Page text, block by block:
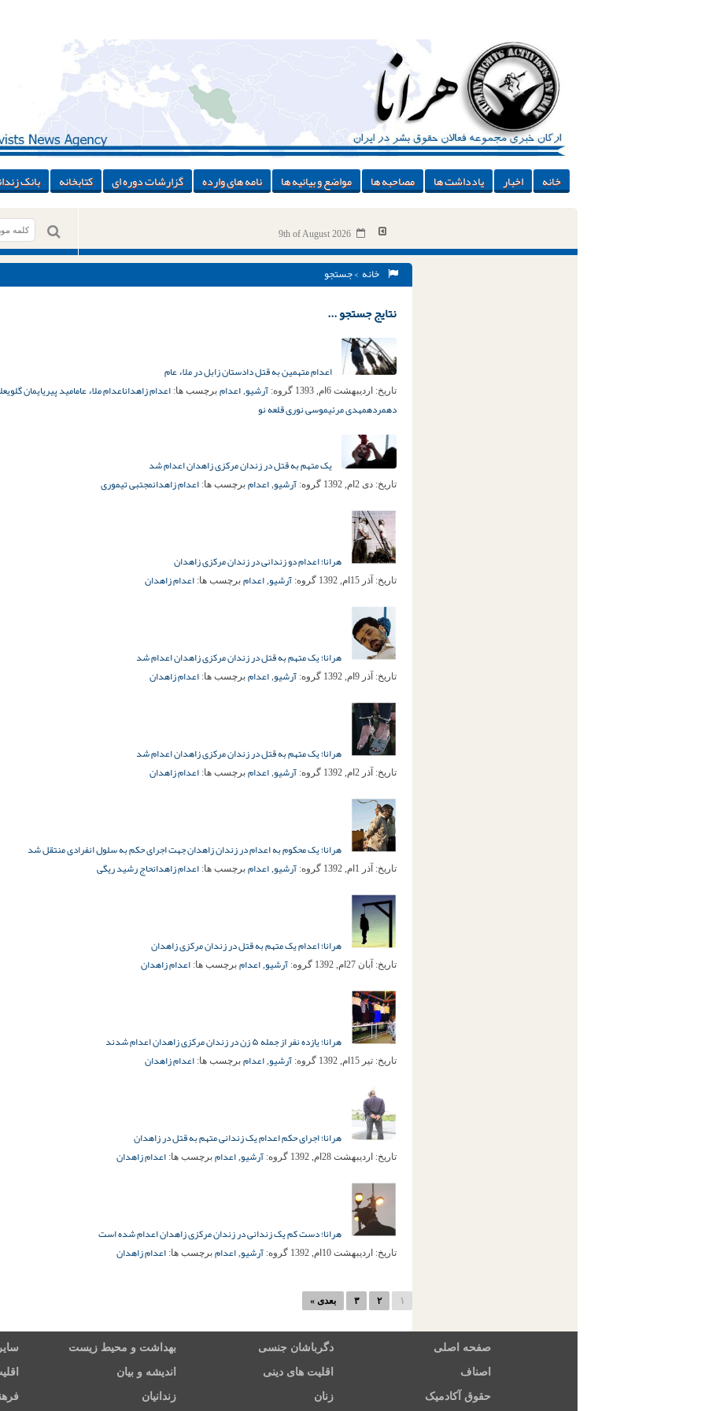
خانه اخبار یادداشت ها مصاحبه ها مواضع و بیانیه ها نامه های وارده گزارشات دوره ای کتابخانه بانک
9th of August 2026
خانه > جستجو
نتایج جستجو ...
اعدام متهمین به قتل دادستان زابل در ملاء عام
تاریخ: اردیبهشت 6ام, 1393 گروه: آرشیو, اعدام برچسب ها: اعدام زاهداناعدام ملاء عامامید پیریایمان گلوی
دهمردهمهدی مرئیموسی نوری قلعه نو
یک متهم به قتل در زندان مرکزی زاهدان اعدام شد
تاریخ: دی 2ام, 1392 گروه: آرشیو, اعدام برچسب ها: اعدام زاهدانمجتبی تیموری
هرانا؛ اعدام دو زندانی در زندان مرکزی زاهدان
تاریخ: آذر 15ام, 1392 گروه: آرشیو, اعدام برچسب ها: اعدام زاهدان
هرانا؛ یک متهم به قتل در زندان مرکزی زاهدان اعدام شد
تاریخ: آذر 9ام, 1392 گروه: آرشیو, اعدام برچسب ها: اعدام زاهدان
هرانا؛ یک متهم به قتل در زندان مرکزی زاهدان اعدام شد
تاریخ: آذر 2ام, 1392 گروه: آرشیو, اعدام برچسب ها: اعدام زاهدان
هرانا؛ یک محکوم به اعدام در زندان زاهدان جهت اجرای حکم به سلول انفرادی منتقل شد
تاریخ: آذر 1ام, 1392 گروه: آرشیو, اعدام برچسب ها: اعدام زاهدانحاج رشید ریگی
هرانا؛ اعدام یک متهم به قتل در زندان مرکزی زاهدان
تاریخ: آبان 27ام, 1392 گروه: آرشیو, اعدام برچسب ها: اعدام زاهدان
هرانا؛ یازده نفر از جمله ۵ زن در زندان مرکزی زاهدان اعدام شدند
تاریخ: تیر 15ام, 1392 گروه: آرشیو, اعدام برچسب ها: اعدام زاهدان
هرانا؛ اجرای حکم اعدام یک زندانی متهم به قتل در زاهدان
تاریخ: اردیبهشت 28ام, 1392 گروه: آرشیو, اعدام برچسب ها: اعدام زاهدان
هرانا؛ دست کم یک زندانی در زندان مرکزی زاهدان اعدام شده است
تاریخ: اردیبهشت 10ام, 1392 گروه: آرشیو, اعدام برچسب ها: اعدام زاهدان
۱ ۲ ۳ بعدی »
صفحه اصلی دگرباشان جنسی بهداشت و محیط زیست
اصناف اقلیت های دینی اندیشه و بیان
حقوق آکادمیک زنان زندانیان